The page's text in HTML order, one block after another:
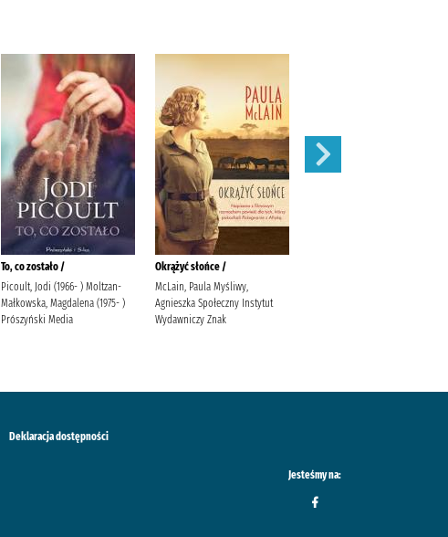
To, co zostało /
Picoult, Jodi (1966- ) Moltzan-
Małkowska, Magdalena (1975- )
Prószyński Media
Okrążyć słońce /
McLain, Paula Myśliwy,
Agnieszka Społeczny Instytut
Wydawniczy Znak
Deklaracja dostępności
Jesteśmy na: